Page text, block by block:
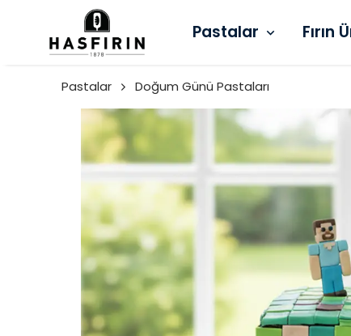
Pastalar Fırın
Pastalar Doğum Günü Pastaları